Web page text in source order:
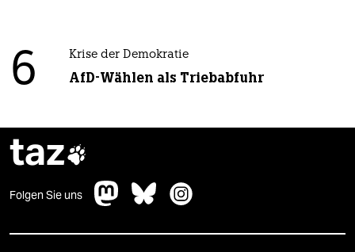
6
Krise der Demokratie
AfD-Wählen als Triebabfuhr
taz
Folgen Sie uns